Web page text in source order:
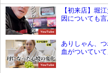
YouTube
【初来店】堀
因についても言
YouTube
ありしゃん、
血がついていて